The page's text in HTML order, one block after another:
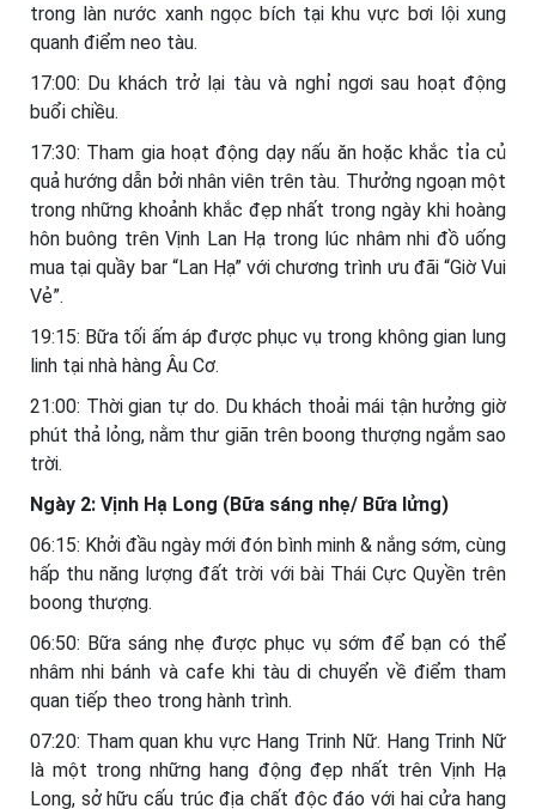
trong làn nước xanh ngọc bích tại khu vực bơi lội xung
quanh điểm neo tàu.
17:00: Du khách trở lại tàu và nghỉ ngơi sau hoạt động
buổi chiều.
17:30: Tham gia hoạt động dạy nấu ăn hoặc khắc tỉa củ
quả hướng dẫn bởi nhân viên trên tàu. Thưởng ngoạn một
trong những khoảnh khắc đẹp nhất trong ngày khi hoàng
hôn buông trên Vịnh Lan Hạ trong lúc nhâm nhi đồ uống
mua tại quầy bar “Lan Hạ” với chương trình ưu đãi “Giờ Vui
Vẻ”.
19:15: Bữa tối ấm áp được phục vụ trong không gian lung
linh tại nhà hàng Âu Cơ.
21:00: Thời gian tự do. Du khách thoải mái tận hưởng giờ
phút thả lỏng, nằm thư giãn trên boong thượng ngắm sao
trời.
Ngày 2: Vịnh Hạ Long (Bữa sáng nhẹ/ Bữa lửng)
06:15: Khởi đầu ngày mới đón bình minh & nắng sớm, cùng
hấp thu năng lượng đất trời với bài Thái Cực Quyền trên
boong thượng.
06:50: Bữa sáng nhẹ được phục vụ sớm để bạn có thể
nhâm nhi bánh và cafe khi tàu di chuyển về điểm tham
quan tiếp theo trong hành trình.
07:20: Tham quan khu vực Hang Trinh Nữ. Hang Trinh Nữ
là một trong những hang động đẹp nhất trên Vịnh Hạ
Long, sở hữu cấu trúc địa chất độc đáo với hai cửa hang